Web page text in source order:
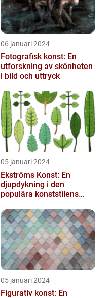
06 januari 2024
Fotografisk konst: En
utforskning av skönheten
i bild och uttryck
05 januari 2024
Ekströms Konst: En
djupdykning i den
populära konststilens
05 januari 2024
Figurativ konst: En